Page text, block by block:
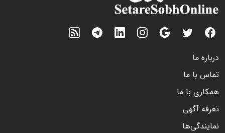
درباره ما
تماس با ما
همکاری با ما
تعرفه آگهی
نمایندگی‌ها